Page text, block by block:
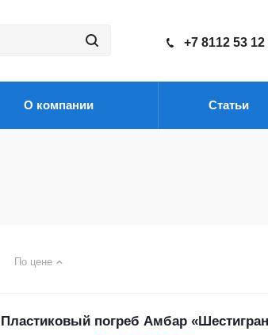
+7 8112 53 12
О компании Статьи
По цене
Пластиковый погреб Амбар